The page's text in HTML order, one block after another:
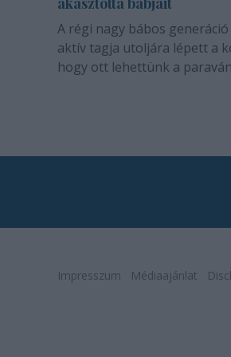
A régi nagy bábos
aktív tagja utoljára lépett a
hogy ott lehettünk a
Impresszum Médiaajánlat